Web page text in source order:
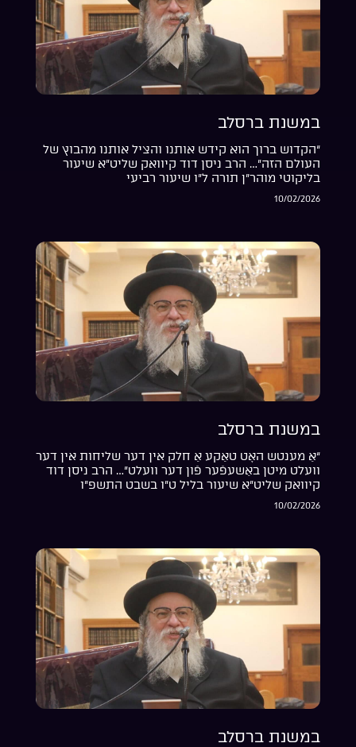
במשנת ברסלב
“הקדוש ברוך הוא קידש אותנו והציל אותנו מהבוץ של
העולם הזה”… הרב ניסן דוד קיוואק שליט”א שיעור
בליקוטי מוהר”ן תורה ל”ו שיעור רביעי
10/02/2026
במשנת ברסלב
“אַ מענטש האָט טאַקע אַ חלק אין דער שליחות אין דער
וועלט מיטן באַשעפֿער פֿון דער וועלט”… הרב ניסן דוד
קיוואק שליט”א שיעור בליל ט”ו בשבט התשפ”ו
10/02/2026
במשנת ברסלב